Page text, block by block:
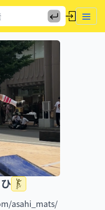
asahi_mats/